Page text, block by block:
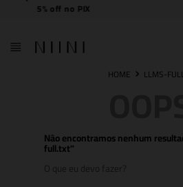
LLMS-
Não encontramos nenhum
full.txt"